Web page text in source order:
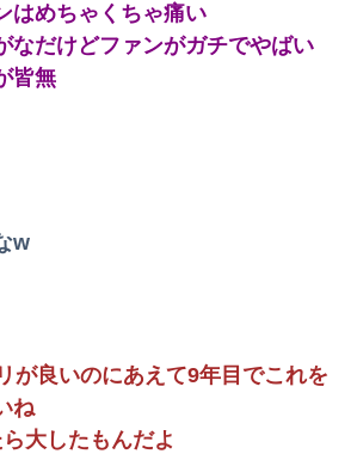
【悲報】大阪のホテル、ヤバすぎて大炎上…「大阪の洗礼を受けました」
【画像】お●ぱい大きい上に可愛い女子ゴルファーｗｗｗｗｗｗｗ
はめちゃくちゃ痛い
なだけどファンがガチでやばい
皆無
w
が良いのにあえて9年目でこれを
ね
大したもんだよ